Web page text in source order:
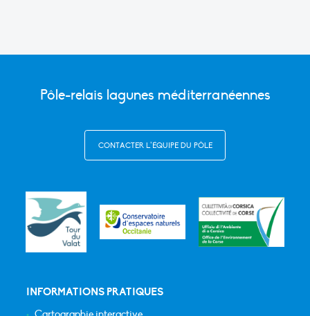
Pôle-relais lagunes méditerranéennes
CONTACTER L’ÉQUIPE DU PÔLE
INFORMATIONS PRATIQUES